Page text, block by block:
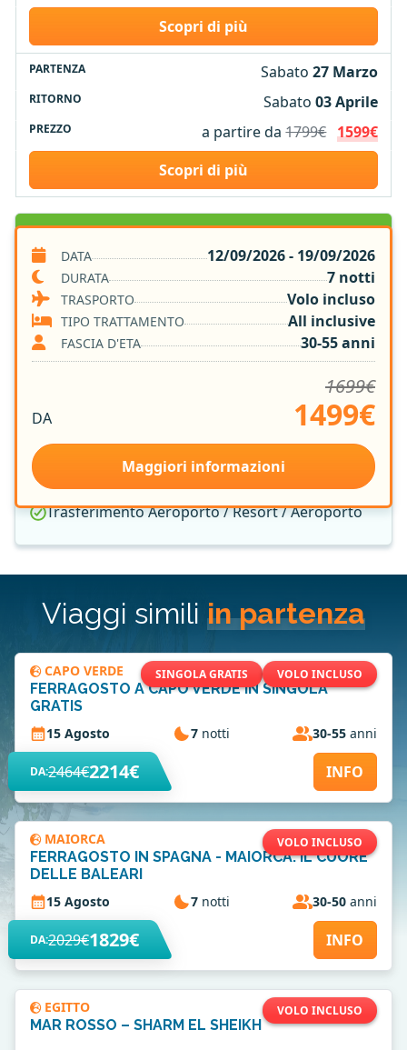
Scopri di più
Sabato27 Marzo
Sabato03 Aprile
a partire da1799€ 1599€
Scopri di più
Volo A/R
7 notti in Resort 4*
Trattamento All Inclusive
Group Leader Vamonos
Sistemazione nella Camera Prescelta
Quota Gestione Pratica
Singola Gratis
Trasferimento Aeroporto / Resort / Aeroporto
DATA 12/09/2026 - 19/09/2026
DURATA 7 notti
TRASPORTO Volo incluso
TIPO TRATTAMENTO All inclusive
FASCIA D'ETA 30-55 anni
DA
1699€
1499€
Maggiori informazioni
Viaggi simili in partenza
SINGOLA GRATIS VOLO INCLUSO
CAPO VERDE
FERRAGOSTO A CAPO VERDE IN SINGOLA
GRATIS
15 Agosto
7 notti 30-55 anni
DA:2464€2214€ INFO
VOLO INCLUSO
MAIORCA
FERRAGOSTO IN SPAGNA - MAIORCA: IL CUORE
DELLE BALEARI
15 Agosto
7 notti 30-50 anni
DA:2029€1829€ INFO
VOLO INCLUSO
EGITTO
MAR ROSSO – SHARM EL SHEIKH